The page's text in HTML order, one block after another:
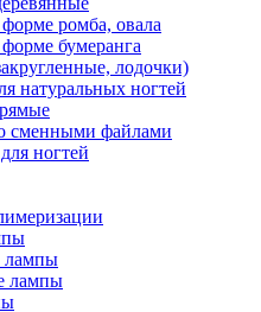
ромба, овала
бумеранга
лодочки)
натуральных ногтей
сменными файлами
ногтей
лампы
лампы